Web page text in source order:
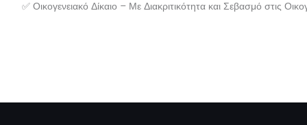
✅ Οικογενειακό Δίκαιο – Με Διακριτικότητα και Σεβασμό στις